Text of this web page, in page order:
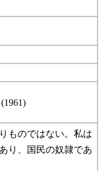
ものではない。私は
り、国民の奴隷であ